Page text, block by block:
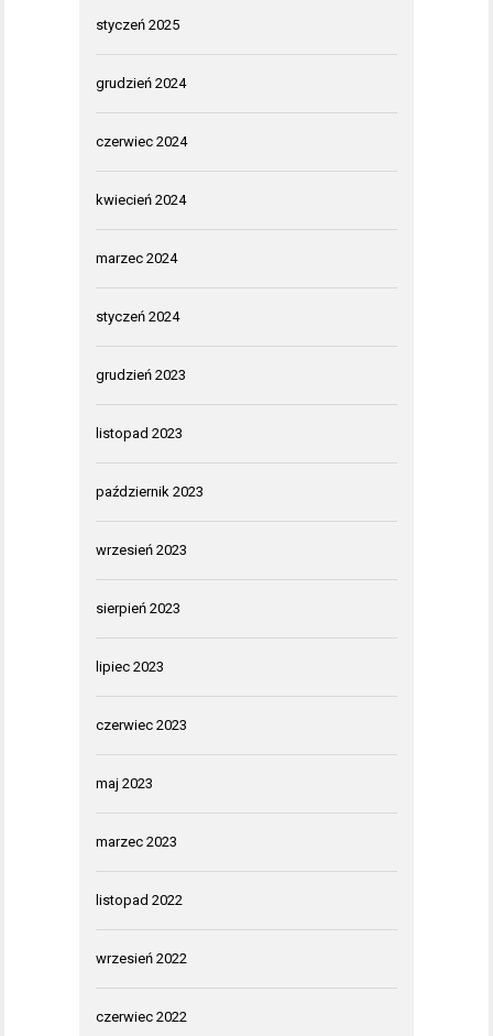
styczeń 2025
grudzień 2024
czerwiec 2024
kwiecień 2024
marzec 2024
styczeń 2024
grudzień 2023
listopad 2023
październik 2023
wrzesień 2023
sierpień 2023
lipiec 2023
czerwiec 2023
maj 2023
marzec 2023
listopad 2022
wrzesień 2022
czerwiec 2022